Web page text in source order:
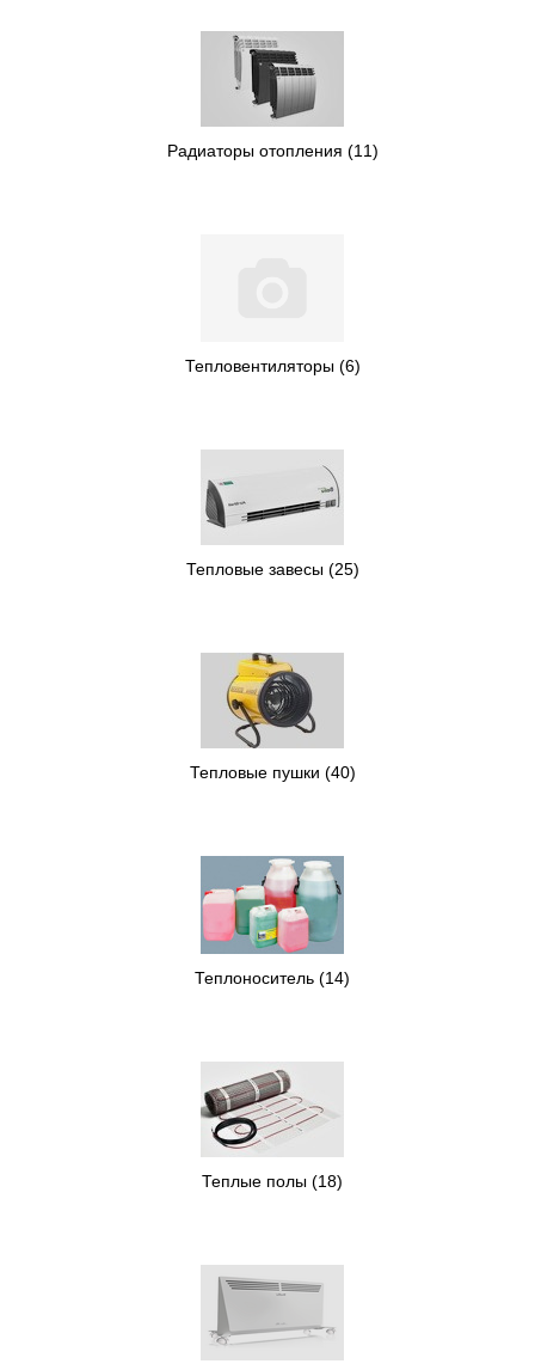
Радиаторы отопления (11)
Тепловентиляторы (6)
Тепловые завесы (25)
Тепловые пушки (40)
Теплоноситель(14)
Теплые полы(18)